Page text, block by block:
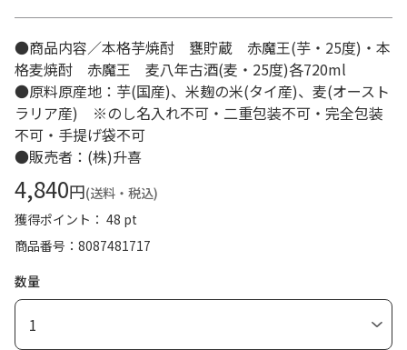
●商品内容／本格芋焼酎 甕貯蔵 赤魔王(芋・25度)・本
格麦焼酎 赤魔王 麦八年古酒(麦・25度)各720ml
●原料原産地：芋(国産)、米麹の米(タイ産)、麦(オースト
ラリア産) ※のし名入れ不可・二重包装不可・完全包装
不可・手提げ袋不可
●販売者：(株)升喜
4,840円(送料・税込)
獲得ポイント： 48 pt
商品番号
8087481717
数量
1